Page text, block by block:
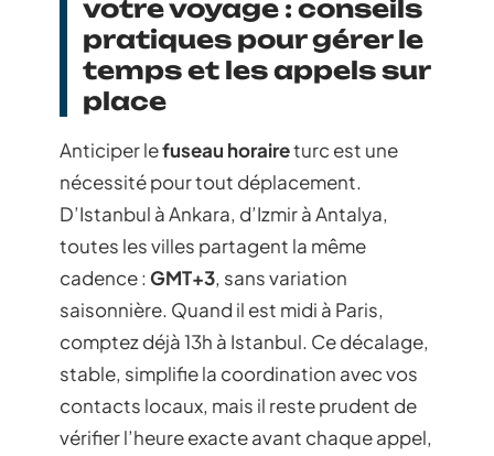
votre voyage : conseils
pratiques pour gérer le
temps et les appels sur
place
Anticiper lefuseau horaireturc est une
nécessité pour tout déplacement.
D’Istanbul à Ankara, d’Izmir à Antalya,
toutes les villes partagent la même
cadence : GMT+3, sans variation
saisonnière. Quand il est midi à Paris,
comptez déjà 13h à Istanbul. Ce décalage,
stable, simplifie la coordination avec vos
contacts locaux, mais il reste prudent de
vérifier l’heure exacte avant chaque appel,